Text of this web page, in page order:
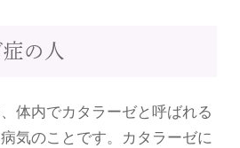
の人
体内でカタラーゼと呼ばれる
気のことです。カタラーゼに